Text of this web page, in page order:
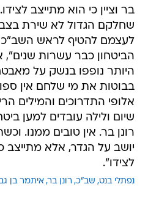
בר וציין כי הוא מתייצב
שחלקם הגדול לא שירת
לעצמם להטיף לראש
הביטחון כבר עשרות
היותר נופפו בנשק על
בבוטות את מי שלחם אין
אלופי התדרוכים והמילים
שיום ולילה עובדים למען
רונן בר. אין טובים ממנו.
יושב על הגדר, אלא מתייצב
לצידו".
נפתלי בנט שב"כ רונן בר איתמר בן